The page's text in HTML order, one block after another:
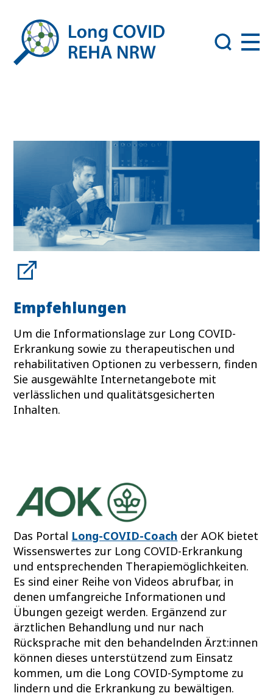
Empfehlungen
Um die Informationslage zur Long COVID-
Erkrankung sowie zu therapeutischen und
rehabilitativen Optionen zu verbessern, finden
Sie ausgewählte Internetangebote mit
verlässlichen und qualitätsgesicherten
Inhalten.
Das Portal Long-COVID-Coach der AOK bietet
Wissenswertes zur Long COVID-Erkrankung
und entsprechenden Therapiemöglichkeiten.
Es sind einer Reihe von Videos abrufbar, in
denen umfangreiche Informationen und
Übungen gezeigt werden. Ergänzend zur
ärztlichen Behandlung und nur nach
Rücksprache mit den behandelnden Ärzt:innen
können dieses unterstützend zum Einsatz
kommen, um die Long COVID-Symptome zu
lindern und die Erkrankung zu bewältigen.